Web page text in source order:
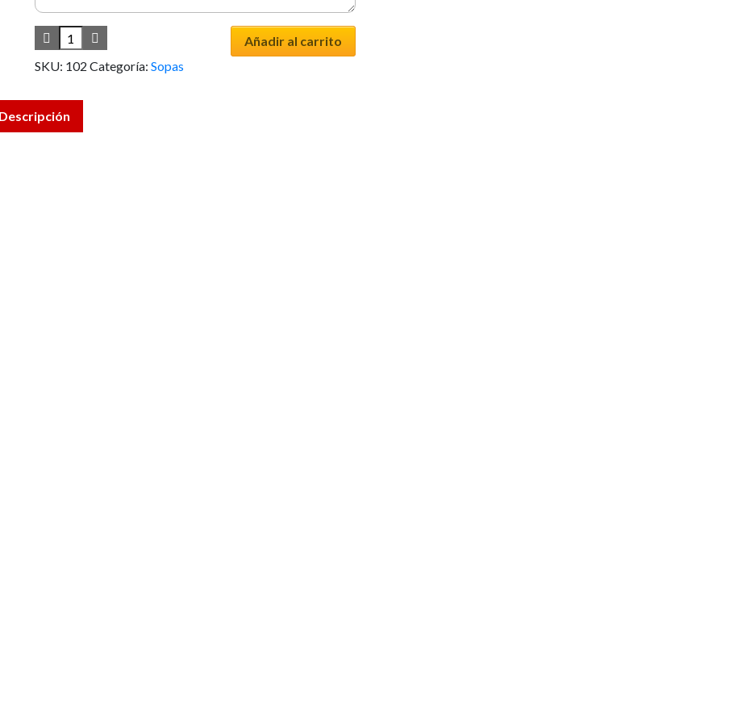
Añadir al carrito
SKU: 102 Categoría: Sopas
Descripción